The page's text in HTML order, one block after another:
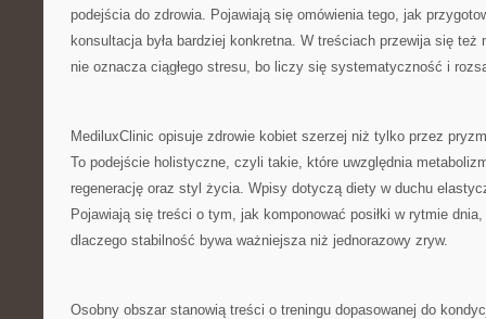
podejścia do zdrowia. Pojawiają się omówienia tego, jak
konsultacja była bardziej konkretna. W treściach przewija się też
nie oznacza ciągłego stresu, bo liczy się systematyczność i
MediluxClinic opisuje zdrowie kobiet szerzej niż tylko przez
To podejście holistyczne, czyli takie, które uwzględnia
regenerację oraz styl życia. Wpisy dotyczą diety w duchu
Pojawiają się treści o tym, jak komponować posiłki w rytmie
dlaczego stabilność bywa ważniejsza niż jednorazowy zryw.
Osobny obszar stanowią treści o treningu dopasowanej do